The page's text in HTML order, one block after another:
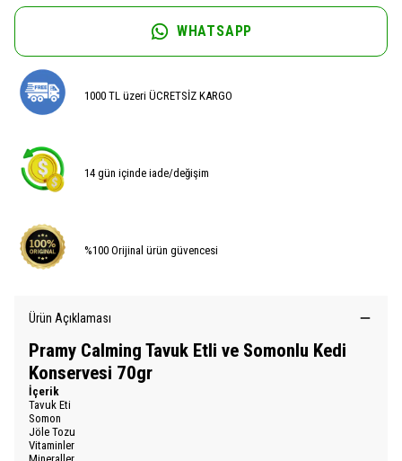
WHATSAPP
1000 TL üzeri ÜCRETSİZ KARGO
14 gün içinde iade/değişim
%100 Orijinal ürün güvencesi
Ürün Açıklaması
Pramy Calming Tavuk Etli ve Somonlu Kedi
Konservesi 70gr
İçerik
Tavuk Eti
Somon
Jöle Tozu
Vitaminler